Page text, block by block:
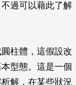
過可以藉此了解
柱體，這假設改
型態。這是一個
解，在某些狀況